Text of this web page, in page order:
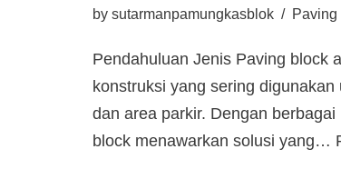
by sutarmanpamungkasblok Paving
Pendahuluan Jenis Paving block
konstruksi yang sering
dan area parkir. Dengan
block menawarkan solusi yang…